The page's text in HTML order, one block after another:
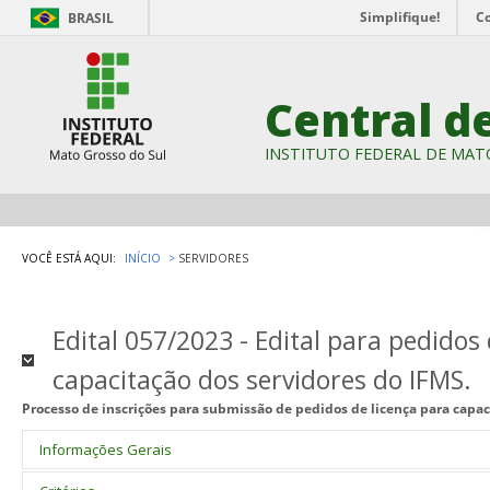
BRASIL Simplifique!
Central
INSTITUTO FEDERAL DE
VOCÊ ESTÁ AQUI: INÍCIO SERVIDORES
Edital 057/2023 - ​​​​​​​Edital para
capacitação dos servidores do IFMS.
Processo de inscrições para submissão de pedidos de licença para
Informações Gerais